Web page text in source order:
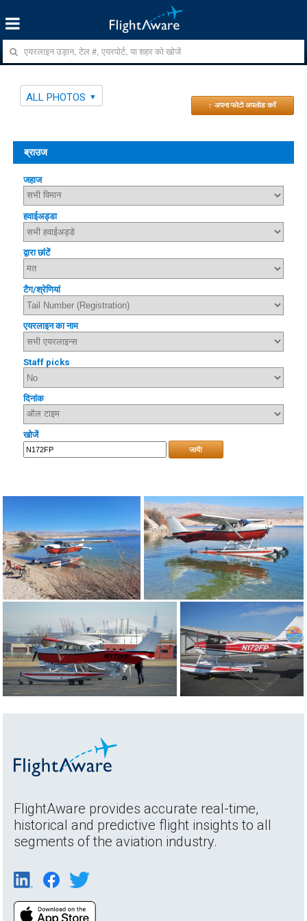
ALL PHOTOS
↑ अपना फोटो अपलोड करें
ब्राउज
जहाज
हवाईअड्डा
द्वारा छांटें
टैग/श्रेणियां
एयरलाइन का नाम
Staff picks
दिनांक
खोजें
जायें!
FlightAware provides accurate real-time,
historical and predictive flight insights to all
segments of the aviation industry.